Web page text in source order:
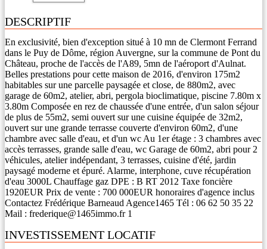
DESCRIPTIF
En exclusivité, bien d'exception situé à 10 mn de Clermont Ferrand
dans le Puy de Dôme, région Auvergne, sur la commune de Pont du
Château, proche de l'accès de l'A89, 5mn de l'aéroport d'Aulnat.
Belles prestations pour cette maison de 2016, d'environ 175m2
habitables sur une parcelle paysagée et close, de 880m2, avec
garage de 60m2, atelier, abri, pergola bioclimatique, piscine 7.80m x
3.80m Composée en rez de chaussée d'une entrée, d'un salon séjour
de plus de 55m2, semi ouvert sur une cuisine équipée de 32m2,
ouvert sur une grande terrasse couverte d'environ 60m2, d'une
chambre avec salle d'eau, et d'un wc Au 1er étage : 3 chambres avec
accès terrasses, grande salle d'eau, wc Garage de 60m2, abri pour 2
véhicules, atelier indépendant, 3 terrasses, cuisine d'été, jardin
paysagé moderne et épuré. Alarme, interphone, cuve récupération
d'eau 3000L Chauffage gaz DPE : B RT 2012 Taxe foncière
1920EUR Prix de vente : 700 000EUR honoraires d'agence inclus
Contactez Frédérique Barneaud Agence1465 Tél : 06 62 50 35 22
Mail : frederique@1465immo.fr 1
INVESTISSEMENT LOCATIF